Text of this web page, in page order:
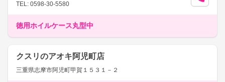
TEL: 0598-30-5580
徳用ホイルケース丸型中
クスリのアオキ阿児町店
三重県志摩市阿児町甲賀１５３１－２